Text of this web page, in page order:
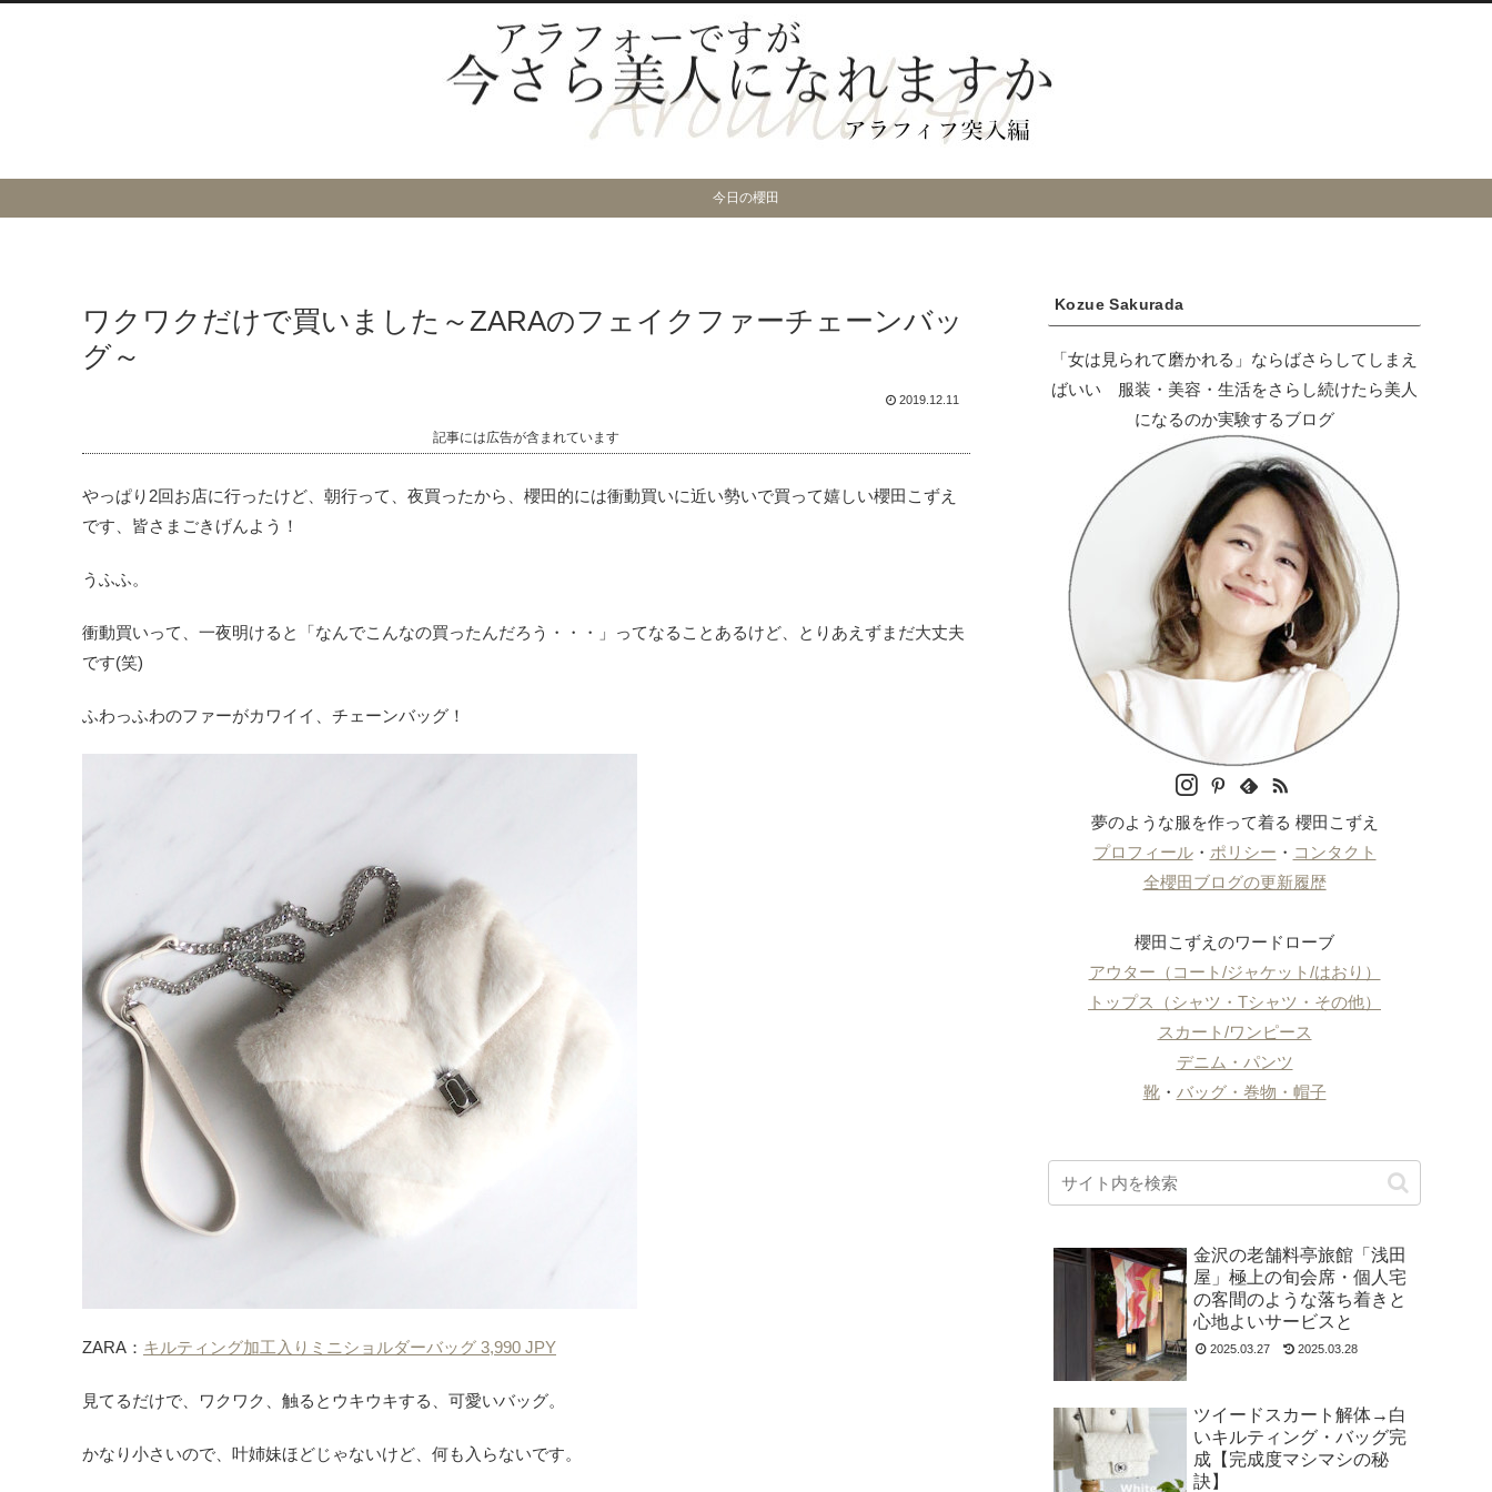
今日の櫻田
ワクワクだけで買いました～ZARAのフェイクファーチェーンバッ
グ～
2019.12.11
記事には広告が含まれています
やっぱり2回お店に行ったけど、朝行って、夜買ったから、櫻田的には衝動買いに近い勢いで買って嬉しい櫻田こずえ
です、皆さまごきげんよう！
うふふ。
衝動買いって、一夜明けると「なんでこんなの買ったんだろう・・・」ってなることあるけど、とりあえずまだ大丈夫
です(笑)
ふわっふわのファーがカワイイ、チェーンバッグ！
ZARA： キルティング加工入りミニショルダーバッグ 3,990 JPY
見てるだけで、ワクワク、触るとウキウキする、可愛いバッグ。
かなり小さいので、叶姉妹ほどじゃないけど、何も入らないです。
Kozue Sakurada
「女は見られて磨かれる」ならばさらしてしまえ
ばいい 服装・美容・生活をさらし続けたら美人
になるのか実験するブログ
夢のような服を作って着る 櫻田こずえ
プロフィール・ ポリシー ・ コンタクト
全櫻田ブログの更新履歴
櫻田こずえのワードローブ
アウター（コート/ジャケット/はおり）
トップス（シャツ・Tシャツ・その他）
スカート/ワンピース
デニム・パンツ
靴・ バッグ・巻物・帽子
金沢の老舗料亭旅館「浅田
屋」極上の旬会席・個人宅
の客間のような落ち着きと
心地よいサービスと
2025.03.27 2025.03.28
ツイードスカート解体→白
いキルティング・バッグ完
成【完成度マシマシの秘
訣】